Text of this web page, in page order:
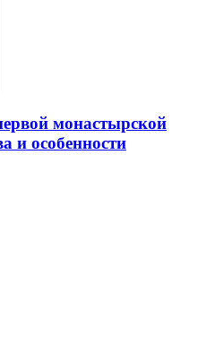
монастырской
и особенности